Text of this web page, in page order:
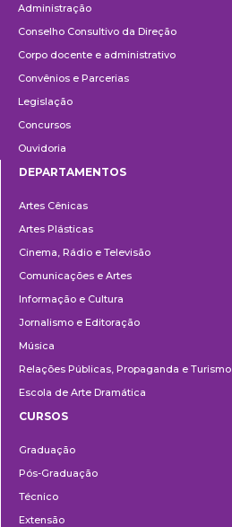
Administração
Conselho Consultivo da Direção
Corpo docente e administrativo
Convênios e Parcerias
Legislação
Concursos
Ouvidoria
DEPARTAMENTOS
Artes Cênicas
Artes Plásticas
Cinema, Rádio e Televisão
Comunicações e Artes
Informação e Cultura
Jornalismo e Editoração
Música
Relações Públicas, Propaganda e Turismo
Escola de Arte Dramática
CURSOS
Graduação
Pós-Graduação
Técnico
Extensão